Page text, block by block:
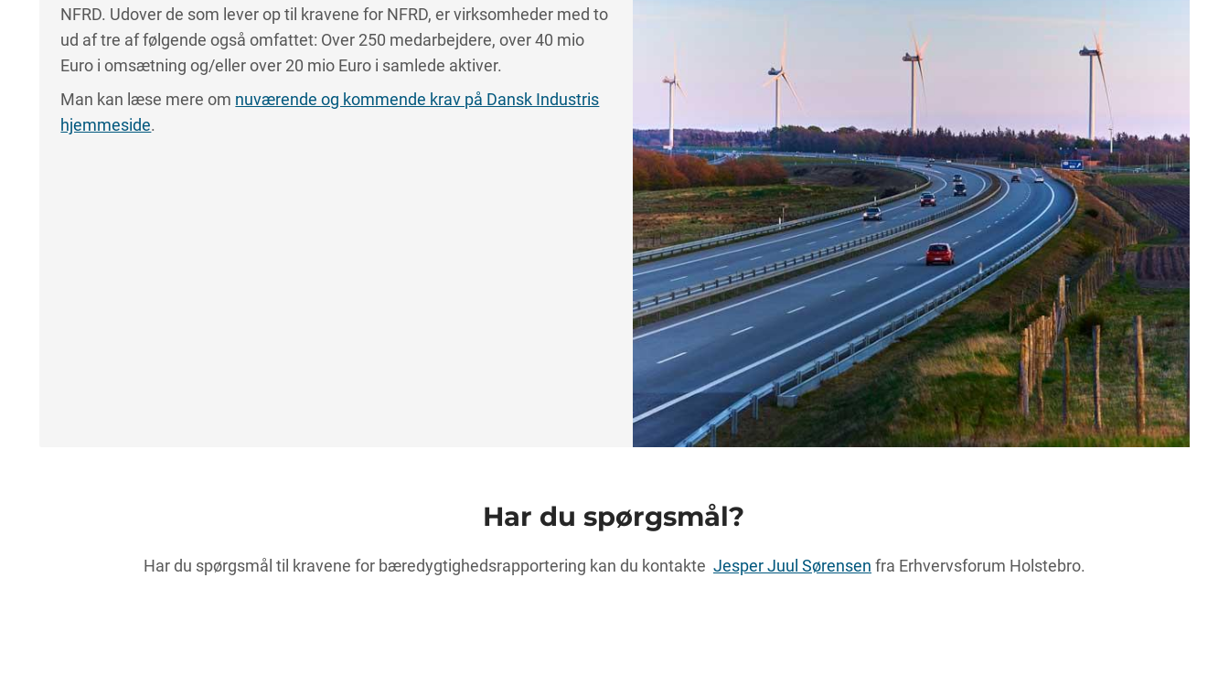
NFRD. Udover de som lever op til kravene for NFRD, er virksomheder med to
ud af tre af følgende også omfattet: Over 250 medarbejdere, over 40 mio
Euro i omsætning og/eller over 20 mio Euro i samlede aktiver.
Man kan læse mere om nuværende og kommende krav på Dansk Industris
hjemmeside.
Har du spørgsmål?
Har du spørgsmål til kravene for bæredygtighedsrapportering kan du kontakte Jesper Juul Sørensen fra Erhvervsforum Holstebro.